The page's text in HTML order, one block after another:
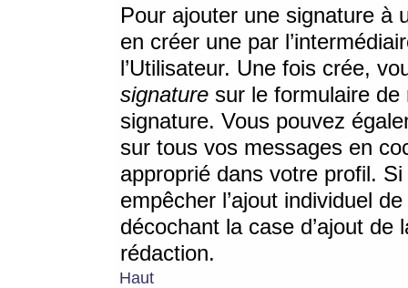
Pour ajouter une signature à
en créer une par
l’Utilisateur. Une fois crée,
signature sur le formulaire de
signature. Vous pouvez
sur tous vos messages en
approprié dans votre profil.
empêcher l’ajout individuel
décochant la case d’ajout
rédaction.
Haut